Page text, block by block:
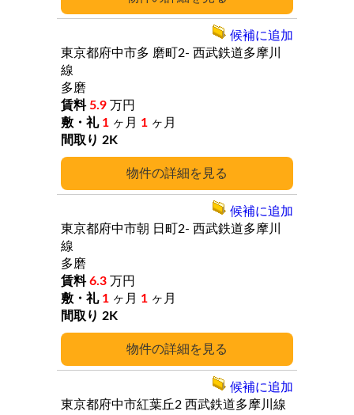
詳細
東京都府中市多 磨町2- 西武鉄道多摩川
線
多磨
5.9 万円
1 ヶ月 1 ヶ月
2K
候補に追加
詳細
東京都府中市朝 日町2- 西武鉄道多摩川
線
多磨
6.3 万円
1 ヶ月 1 ヶ月
2K
候補に追加
東京都府中市紅葉丘2 西武鉄道多摩川線
候補に追加